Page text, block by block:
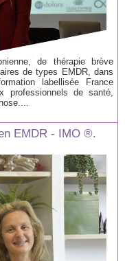
de thérapie brève
de types EMDR, dans
labellisée France
professionnels de santé,
EMDR - IMO ®.